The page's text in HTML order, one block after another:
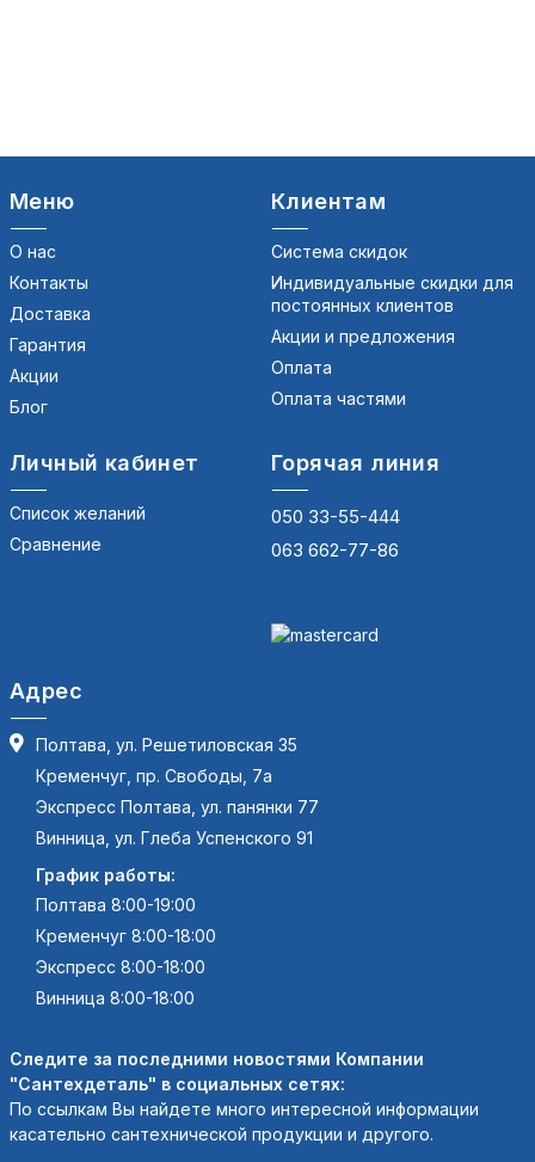
Меню
О нас
Контакты
Доставка
Гарантия
Акции
Блог
Клиентам
Система скидок
Индивидуальные скидки для
постоянных клиентов
Акции и предложения
Оплата
Оплата частями
Личный кабинет
Список желаний
Сравнение
Горячая линия
050 33-55-444
063 662-77-86
Адрес
Полтава, ул. Решетиловская 35
Кременчуг, пр. Свободы, 7а
Экспресс Полтава, ул. панянки 77
Винница, ул. Глеба Успенского 91
График работы:
Полтава 8:00-19:00
Кременчуг 8:00-18:00
Экспресс 8:00-18:00
Винница 8:00-18:00
Следите за последними новостями Компании
"Сантехдеталь" в социальных сетях:
По ссылкам Вы найдете много интересной информации
касательно сантехнической продукции и другого.